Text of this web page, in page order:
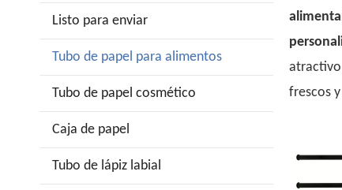
Listo para enviar
Tubo de papel para alimentos
Tubo de papel cosmético
Caja de papel
Tubo de lápiz labial
frescos